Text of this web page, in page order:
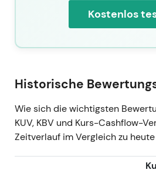
Kostenlos
Historische
Wie sich die wichtigsten
KUV, KBV und Kurs-Cashflow-
Zeitverlauf im Vergleich zu